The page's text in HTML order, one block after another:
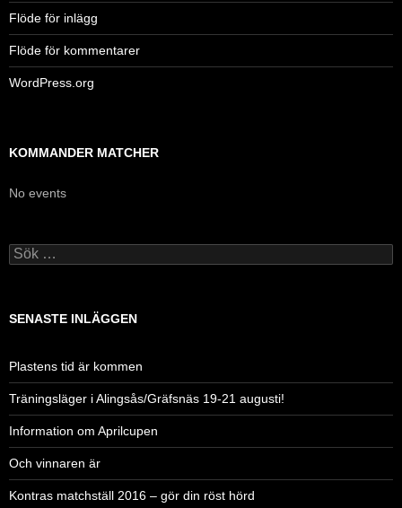
Flöde för inlägg
Flöde för kommentarer
WordPress.org
KOMMANDER MATCHER
No events
Sök
efter:
SENASTE INLÄGGEN
Plastens tid är kommen
Träningsläger i Alingsås/Gräfsnäs 19-21 augusti!
Information om Aprilcupen
Och vinnaren är
Kontras matchställ 2016 – gör din röst hörd